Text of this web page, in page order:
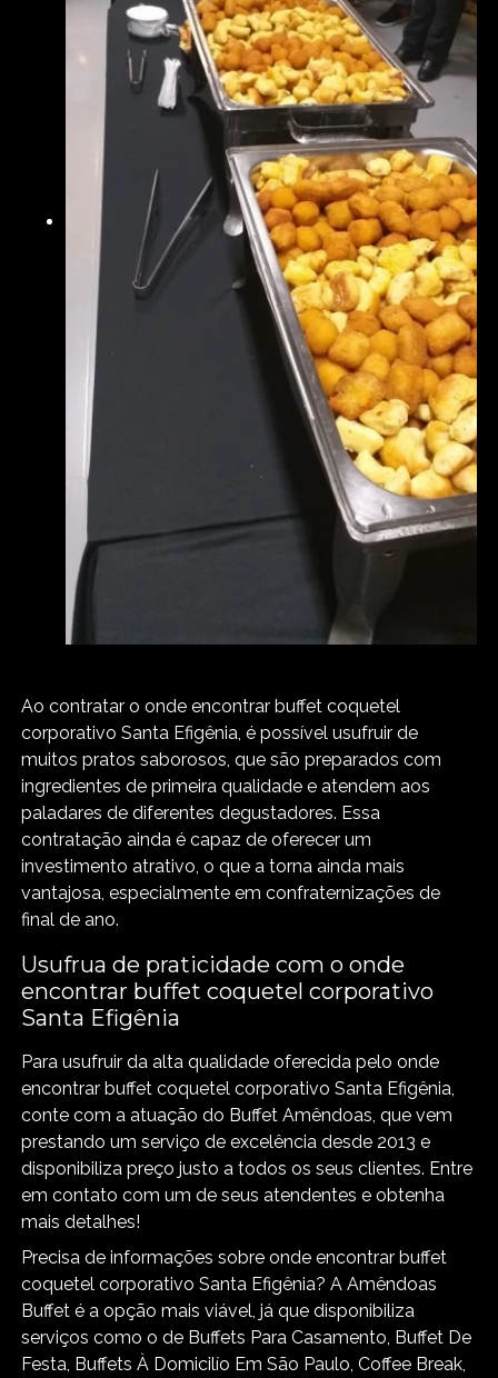
Ao contratar o onde encontrar buffet coquetel
corporativo Santa Efigênia, é possível usufruir de
muitos pratos saborosos, que são preparados com
ingredientes de primeira qualidade e atendem aos
paladares de diferentes degustadores. Essa
contratação ainda é capaz de oferecer um
investimento atrativo, o que a torna ainda mais
vantajosa, especialmente em confraternizações de
final de ano.
Usufrua de praticidade com o onde
encontrar buffet coquetel corporativo
Santa Efigênia
Para usufruir da alta qualidade oferecida pelo onde
encontrar buffet coquetel corporativo Santa Efigênia,
conte com a atuação do Buffet Amêndoas, que vem
prestando um serviço de excelência desde 2013 e
disponibiliza preço justo a todos os seus clientes. Entre
em contato com um de seus atendentes e obtenha
mais detalhes!
Precisa de informações sobre onde encontrar buffet
coquetel corporativo Santa Efigênia? A Amêndoas
Buffet é a opção mais viável, já que disponibiliza
serviços como o de Buffets Para Casamento, Buffet De
Festa, Buffets À Domicilío Em São Paulo, Coffee Break,